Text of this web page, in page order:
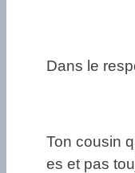
Dans le
Ton cousin
es et pas